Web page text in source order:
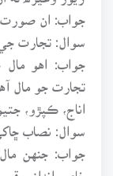
جواب: ان
سوال: تجارت جي
جواب: اهو
تجارت جو مال
اناج، ڪپڙو،
سوال: نصاب
جواب: جنهن
خاص انداز